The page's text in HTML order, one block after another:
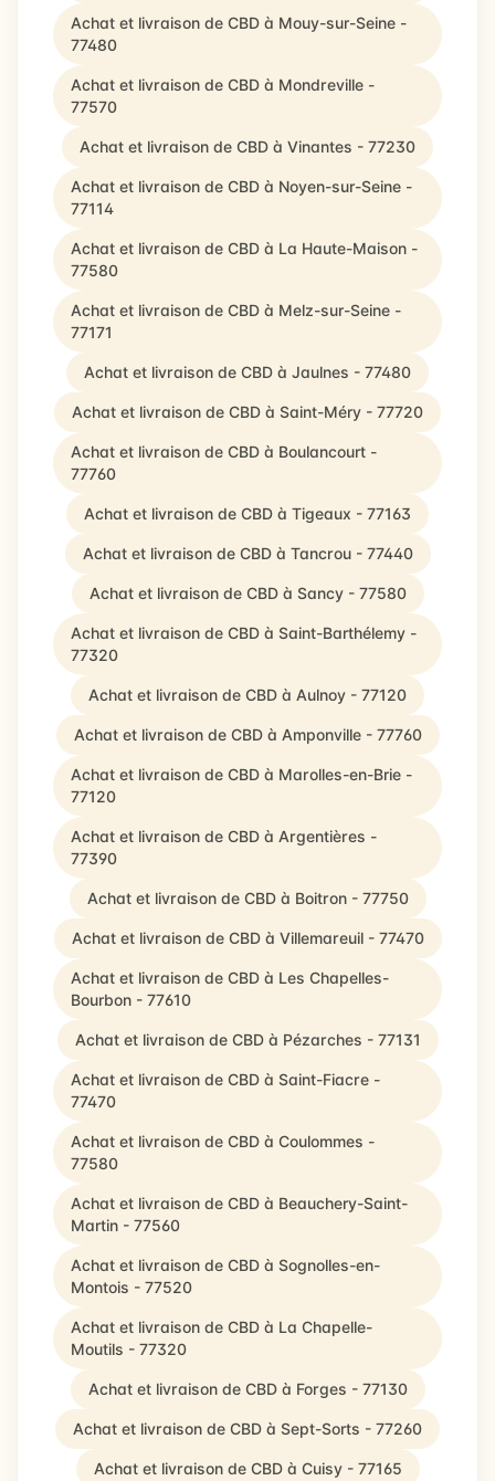
Achat et livraison de CBD à Mouy-sur-Seine -
77480
Achat et livraison de CBD à Mondreville -
77570
Achat et livraison de CBD à Vinantes - 77230
Achat et livraison de CBD à Noyen-sur-Seine -
77114
Achat et livraison de CBD à La Haute-Maison -
77580
Achat et livraison de CBD à Melz-sur-Seine -
77171
Achat et livraison de CBD à Jaulnes - 77480
Achat et livraison de CBD à Saint-Méry - 77720
Achat et livraison de CBD à Boulancourt -
77760
Achat et livraison de CBD à Tigeaux - 77163
Achat et livraison de CBD à Tancrou - 77440
Achat et livraison de CBD à Sancy - 77580
Achat et livraison de CBD à Saint-Barthélemy -
77320
Achat et livraison de CBD à Aulnoy - 77120
Achat et livraison de CBD à Amponville - 77760
Achat et livraison de CBD à Marolles-en-Brie -
77120
Achat et livraison de CBD à Argentières -
77390
Achat et livraison de CBD à Boitron - 77750
Achat et livraison de CBD à Villemareuil - 77470
Achat et livraison de CBD à Les Chapelles-
Bourbon - 77610
Achat et livraison de CBD à Pézarches - 77131
Achat et livraison de CBD à Saint-Fiacre -
77470
Achat et livraison de CBD à Coulommes -
77580
Achat et livraison de CBD à Beauchery-Saint-
Martin - 77560
Achat et livraison de CBD à Sognolles-en-
Montois - 77520
Achat et livraison de CBD à La Chapelle-
Moutils - 77320
Achat et livraison de CBD à Forges - 77130
Achat et livraison de CBD à Sept-Sorts - 77260
Achat et livraison de CBD à Cuisy - 77165